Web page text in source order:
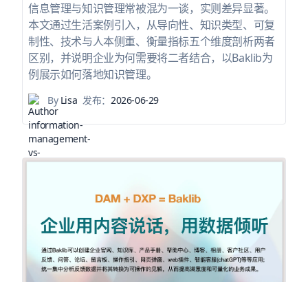
信息管理与知识管理常被混为一谈，实则差异显著。
本文通过生活案例引入，从导向性、知识类型、可复
制性、技术与人本侧重、衡量指标五个维度剖析两者
区别，并说明企业为何需要将二者结合，以Baklib为
例展示如何落地知识管理。
ByLisa 发布：2026-06-29